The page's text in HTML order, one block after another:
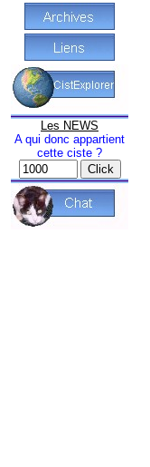
Les NEWS
A qui donc appartient
cette ciste ?